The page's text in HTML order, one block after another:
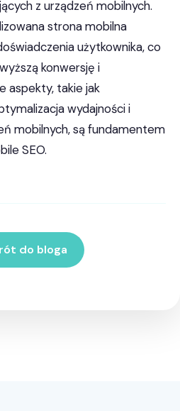
z urządzeń mobilnych.
strona mobilna
użytkownika, co
konwersję i
aspekty, takie jak
wydajności i
mobilnych, są fundamentem
SEO.
do bloga